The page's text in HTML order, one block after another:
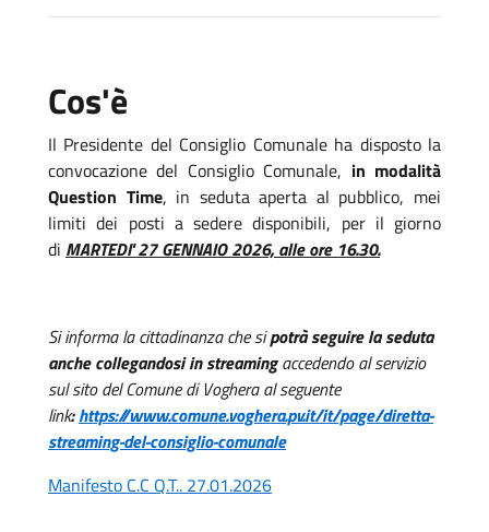
Cos'è
Il Presidente del Consiglio Comunale ha disposto la
convocazione del Consiglio Comunale, in modalità
Question Time, in seduta aperta al pubblico, mei
limiti dei posti a sedere disponibili, per il giorno
di MARTEDI' 27 GENNAIO 2026, alle ore 16.30.
Si informa la cittadinanza che sipotrà seguire la seduta
anche collegandosi in streaming accedendo al servizio
sul sito del Comune di Voghera al seguente
link: https://www.comune.voghera.pv.it/it/page/diretta-
streaming-del-consiglio-comunale
Manifesto C.C Q.T.. 27.01.2026